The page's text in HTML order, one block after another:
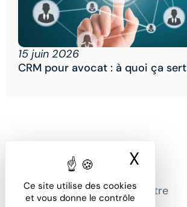
Ce site utilise des cookies
et vous donne le contrôle
X
15 juin 2026
CRM pour avocat : à quoi ça sert
Office Avocat, la solution
dématérialisée pour gérer votre